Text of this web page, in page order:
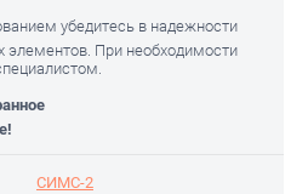
убедитесь в надежности
элементов. При необходимости
СИМС-2